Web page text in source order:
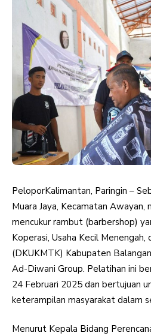
PeloporKalimantan, Paringin –
Muara Jaya, Kecamatan
mencukur rambut (barbershop)
Koperasi, Usaha Kecil Menengah,
(DKUKMTK) Kabupaten
Ad-Diwani Group. Pelatihan ini
24 Februari 2025 dan bertujuan
keterampilan masyarakat dalam
Menurut Kepala Bidang